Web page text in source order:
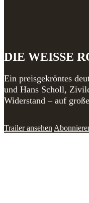
DIE WEISSE
Ein preisgekröntes
und Hans Scholl,
Widerstand – auf
Trailer ansehen